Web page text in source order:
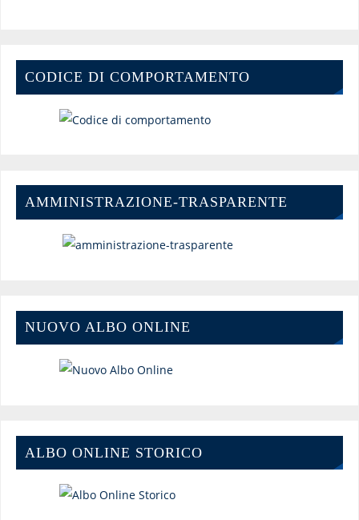
CODICE DI COMPORTAMENTO
AMMINISTRAZIONE-TRASPARENTE
NUOVO ALBO ONLINE
ALBO ONLINE STORICO